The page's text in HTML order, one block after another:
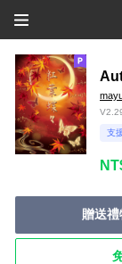
支
贈送禮